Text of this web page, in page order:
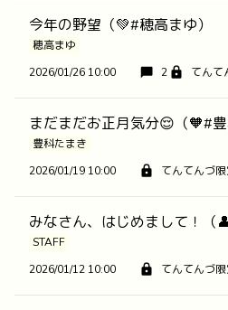
今年の野望（💚#穂高まゆ）
穂高まゆ
2026/01/26 10:00
2 てんて
まだまだお正月気分😌（🧡#豊
豊科たまき
2026/01/19 10:00
てんてんづ限
みなさん、はじめまして！（
STAFF
2026/01/12 10:00
てんてんづ限